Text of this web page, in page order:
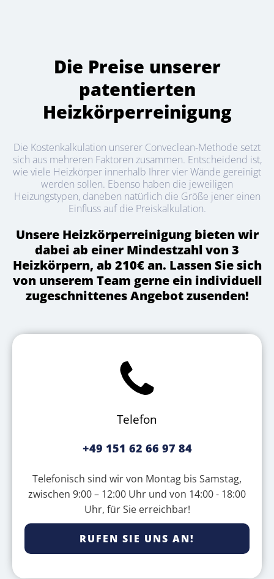
Die Preise unserer
patentierten
Heizkörperreinigung
Die Kostenkalkulation unserer Conveclean-Methode setzt
sich aus mehreren Faktoren zusammen. Entscheidend ist,
wie viele Heizkörper innerhalb Ihrer vier Wände gereinigt
werden sollen. Ebenso haben die jeweiligen
Heizungstypen, daneben natürlich die Größe jener einen
Einfluss auf die Preiskalkulation.
Unsere Heizkörperreinigung bieten wir
dabei ab einer Mindestzahl von 3
Heizkörpern, ab 210€ an. Lassen Sie sich
von unserem Team gerne ein individuell
zugeschnittenes Angebot zusenden!
Telefon
+49 151 62 66 97 84
Telefonisch sind wir von Montag bis Samstag,
zwischen 9:00 – 12:00 Uhr und von 14:00 - 18:00
Uhr, für Sie erreichbar!
RUFEN SIE UNS AN!